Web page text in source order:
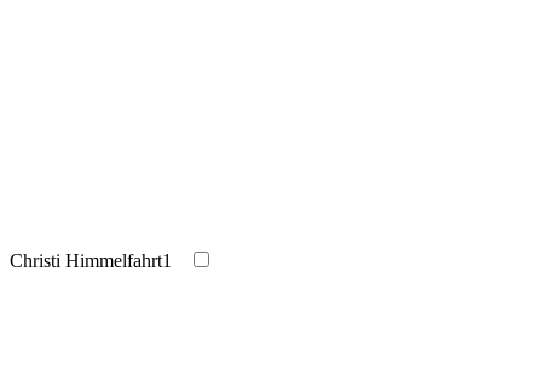
Christi Himmelfahrt1